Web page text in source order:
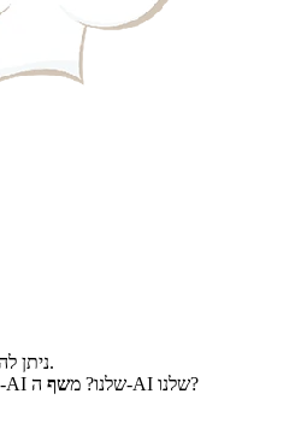
ניתן להתייעץ ולקבל משוב על המתכון.
ה-AI שלנו? משף ה-AI שלנו?